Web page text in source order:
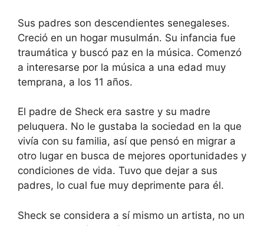
Sus padres son descendientes senegaleses.
Creció en un hogar musulmán. Su infancia fue
traumática y buscó paz en la música. Comenzó
a interesarse por la música a una edad muy
temprana, a los 11 años.
El padre de Sheck era sastre y su madre
peluquera. No le gustaba la sociedad en la que
vivía con su familia, así que pensó en migrar a
otro lugar en busca de mejores oportunidades y
condiciones de vida. Tuvo que dejar a sus
padres, lo cual fue muy deprimente para él.
Sheck se considera a sí mismo un artista, no un